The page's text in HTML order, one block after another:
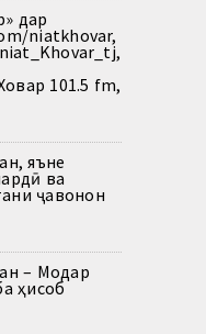
дар
niatkhovar,
101.5 fm,
яъне
ва
ҷавонон
– Модар
ҳисоб